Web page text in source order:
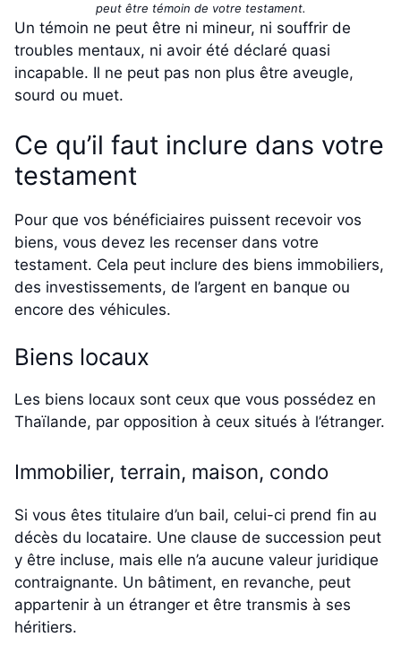
peut être témoin de votre testament.
Un témoin ne peut être ni mineur, ni souffrir de
troubles mentaux, ni avoir été déclaré quasi
incapable. Il ne peut pas non plus être aveugle,
sourd ou muet.
Ce qu’il faut inclure dans votre
testament
Pour que vos bénéficiaires puissent recevoir vos
biens, vous devez les recenser dans votre
testament. Cela peut inclure des biens immobiliers,
des investissements, de l’argent en banque ou
encore des véhicules.
Biens locaux
Les biens locaux sont ceux que vous possédez en
Thaïlande, par opposition à ceux situés à l’étranger.
Immobilier, terrain, maison, condo
Si vous êtes titulaire d’un bail, celui-ci prend fin au
décès du locataire. Une clause de succession peut
y être incluse, mais elle n’a aucune valeur juridique
contraignante. Un bâtiment, en revanche, peut
appartenir à un étranger et être transmis à ses
héritiers.